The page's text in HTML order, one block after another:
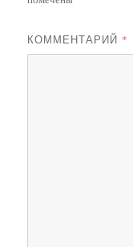
КОММЕНТАРИЙ *